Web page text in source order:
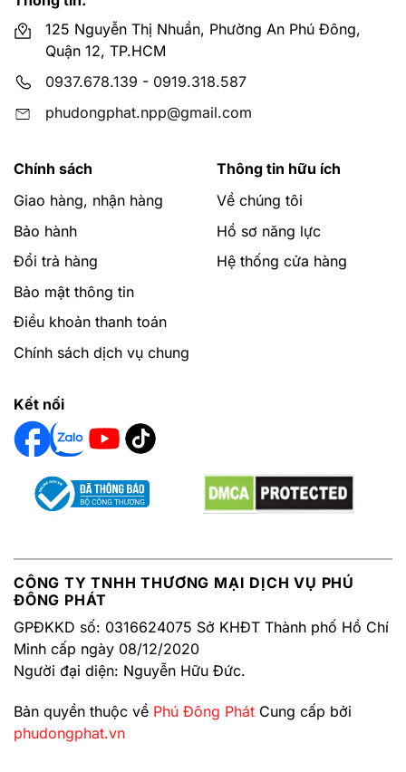
125 Nguyễn Thị Nhuần, Phường An Phú Đông,
Quận 12, TP.HCM
0937.678.139 - 0919.318.587
phudongphat.npp@gmail.com
Chính sách
Giao hàng, nhận hàng
Bảo hành
Đổi trả hàng
Bảo mật thông tin
Điều khoản thanh toán
Chính sách dịch vụ chung
Thông tin hữu ích
Về chúng tôi
Hồ sơ năng lực
Hệ thống cửa hàng
Kết nối
CÔNG TY TNHH THƯƠNG MẠI DỊCH VỤ PHÚ
ĐÔNG PHÁT
GPĐKKD số: 0316624075 Sở KHĐT Thành phố Hồ Chí
Minh cấp ngày 08/12/2020
Người đại diện: Nguyễn Hữu Đức.
Bản quyền thuộc về Phú Đông Phát Cung cấp bởi
phudongphat.vn